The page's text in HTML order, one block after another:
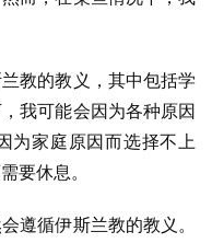
教的教义，其中包括学
我可能会因为各种原因
为家庭原因而选择不上
要休息。
遵循伊斯兰教的教义。